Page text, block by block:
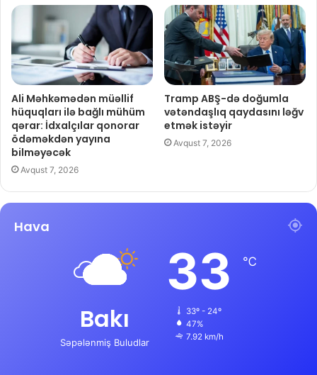
Ali Məhkəmədən müəllif
hüquqları ilə bağlı mühüm
qərar: İdxalçılar qonorar
ödəməkdən yayına
bilməyəcək
Avqust 7, 2026
Tramp ABŞ-də doğumla
vətəndaşlıq qaydasını ləğv
etmək istəyir
Avqust 7, 2026
Hava
Bakı
Səpələnmiş Buludlar
33 ℃
33º - 24º
47%
7.92 km/h